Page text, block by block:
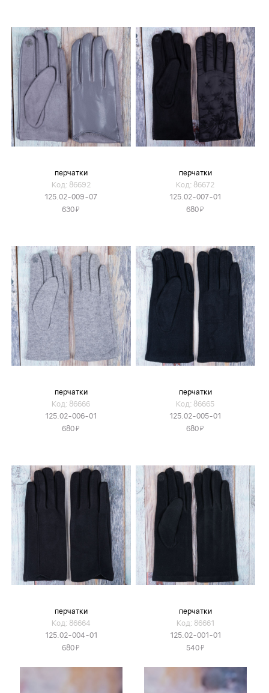
перчатки
Код: 86692
125.02-009-07
630Я
перчатки
Код: 86672
125.02-007-01
680Я
перчатки
Код: 86666
125.02-006-01
680Я
перчатки
Код: 86665
125.02-005-01
680Я
перчатки
Код: 86664
125.02-004-01
680Я
перчатки
Код: 86661
125.02-001-01
540Я